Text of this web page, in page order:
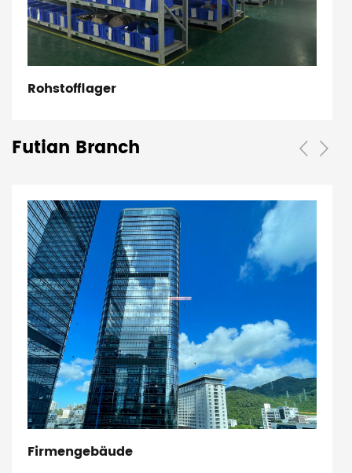
Rohstofflager
Futian Branch
Firmengebäude